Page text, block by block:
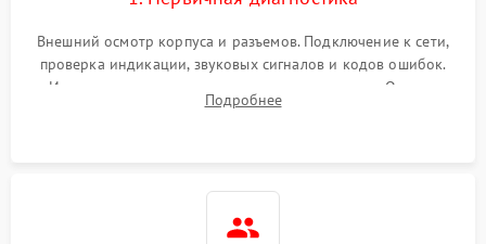
Внешний осмотр корпуса и разъемов. Подключение к сети,
проверка индикации, звуковых сигналов и кодов ошибок.
Измерение входного и выходного напряжения. Оценка
реакции ИБП на отключение основного питания без
Подробнее